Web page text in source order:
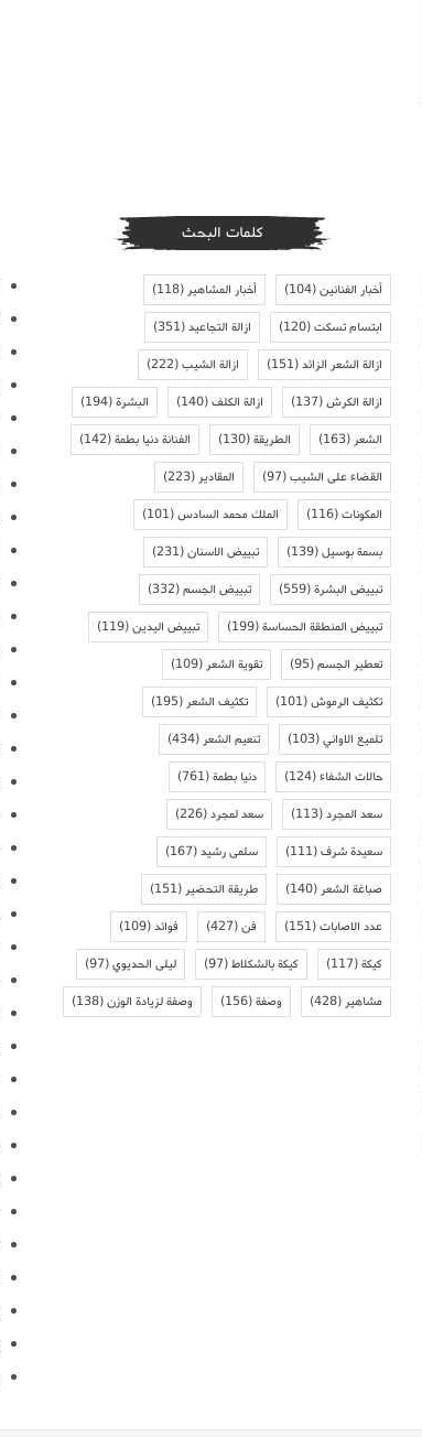
كلمات البحث
أخبار الفنانين(104) أخبار المشاهير(118)
ابتسام تسكت(120) ازالة التجاعيد(351)
ازالة الشعر الزائد(151) ازالة الشيب(222)
ازالة الكرش(137) ازالة الكلف(140) البشرة(194)
الشعر(163) الطريقة(130) الفنانة دنيا بطمة(142)
القضاء على الشيب(97) المقادير(223)
المكونات(116) الملك محمد السادس(101)
بسمة بوسيل(139) تبييض الاسنان(231)
تبييض البشرة(559) تبييض الجسم(332)
تبييض المنطقة الحساسة(199) تبييض اليدين(119)
تعطير الجسم(95) تقوية الشعر(109)
تكثيف الرموش(101) تكثيف الشعر(195)
تلميع الاواني(103) تنعيم الشعر(434)
حالات الشفاء(124) دنيا بطمة(761)
سعد المجرد(113) سعد لمجرد(226)
سعيدة شرف(111) سلمى رشيد(167)
صباغة الشعر(140) طريقة التحضير(151)
عدد الاصابات(151) فن(427) فوائد(109)
كيكة(117) كيكة بالشكلاط(97) ليلى الحديوي(97)
مشاهير(428) وصفة(156) وصفة لزيادة الوزن(138)